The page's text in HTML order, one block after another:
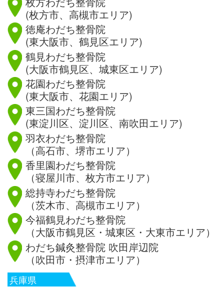
(枚方市、高槻市エリア)
徳庵わだち整骨院
(東大阪市、鶴見区エリア)
鶴見わだち整骨院
(大阪市鶴見区、城東区エリア)
花園わだち整骨院
(東大阪市、花園エリア)
東三国わだち整骨院
(東淀川区、淀川区、南吹田エリア)
羽衣わだち整骨院
（高石市、堺市エリア）
香里園わだち整骨院
（寝屋川市、枚方市エリア）
総持寺わだち整骨院
（茨木市、高槻市エリア）
今福鶴見わだち整骨院
（大阪市鶴見区・城東区・大東市エリア）
わだち鍼灸整骨院 吹田岸辺院
（吹田市・摂津市エリア）
兵庫県